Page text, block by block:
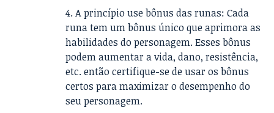
A princípio use bônus das runas: Cada
runa tem um bônus único que aprimora as
habilidades do personagem. Esses bônus
podem aumentar a vida, dano, resistência,
etc. então certifique-se de usar os bônus
certos para maximizar o desempenho do
seu personagem.